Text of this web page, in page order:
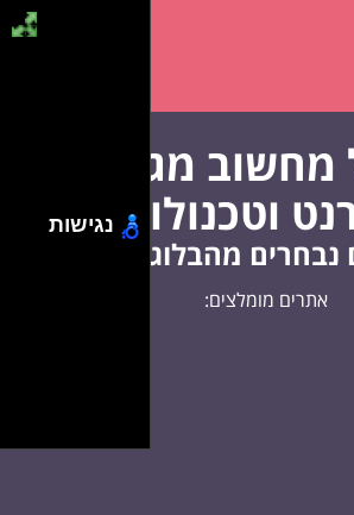
מגזין
וטכנולוגיה
מהבלוג שלנו
אתרים מומלצים:
נגישות